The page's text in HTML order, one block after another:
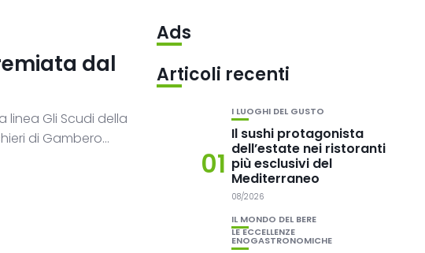
dal
linea Gli Scudi della
di Gambero...
Ads
Articoli recenti
01
I LUOGHI DEL GUSTO
Il sushi protagonista
dell’estate nei ristoranti
più esclusivi del
Mediterraneo
08/2026
IL MONDO DEL BERE
LE ECCELLENZE
ENOGASTRONOMICHE